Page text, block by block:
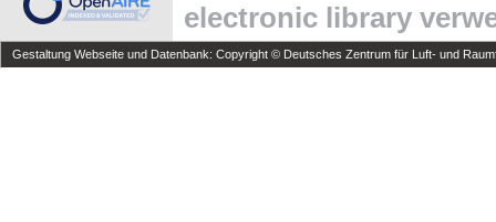
electronic library
Gestaltung Webseite und Datenbank: Copyright © Deutsches Zentrum für Luft- und